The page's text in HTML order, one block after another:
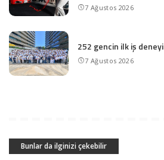
7 Ağustos 2026
252 gencin ilk iş
7 Ağustos 2026
Bunlar da ilginizi çekebilir